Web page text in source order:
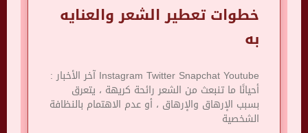
خطوات تعطير الشعر والعنايه
به
Instagram Twitter Snapchat Youtube آخر الأخبار :
أحيانًا ما تنبعث من الشعر رائحة كريهة ، يتعرق
بسبب الإرهاق والإرهاق ، أو عدم الاهتمام بالنظافة
الشخصية